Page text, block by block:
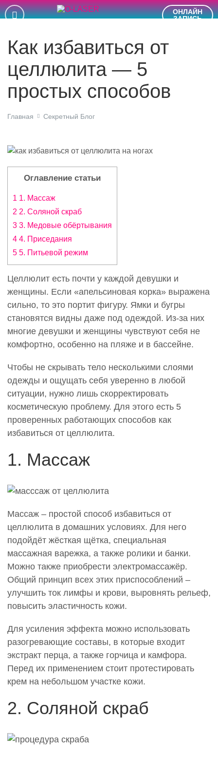
ОНЛАЙН
ЗАПИСЬ
Как избавиться от
целлюлита — 5
простых способов
Главная Секретный Блог
Оглавление статьи
1 1. Массаж
2 2. Соляной скраб
3 3. Медовые обёртывания
4 4. Приседания
5 5. Питьевой режим
Целлюлит есть почти у каждой девушки и
женщины. Если «апельсиновая корка» выражена
сильно, то это портит фигуру. Ямки и бугры
становятся видны даже под одеждой. Из-за них
многие девушки и женщины чувствуют себя не
комфортно, особенно на пляже и в бассейне.
Чтобы не скрывать тело несколькими слоями
одежды и ощущать себя уверенно в любой
ситуации, нужно лишь скорректировать
косметическую проблему. Для этого есть 5
проверенных работающих способов как
избавиться от целлюлита.
1. Массаж
Массаж – простой способ избавиться от
целлюлита в домашних условиях. Для него
подойдёт жёсткая щётка, специальная
массажная варежка, а также ролики и банки.
Можно также приобрести электромассажёр.
Общий принцип всех этих приспособлений –
улучшить ток лимфы и крови, выровнять рельеф,
повысить эластичность кожи.
Для усиления эффекта можно использовать
разогревающие составы, в которые входит
экстракт перца, а также горчица и камфора.
Перед их применением стоит протестировать
крем на небольшом участке кожи.
2. Соляной скраб